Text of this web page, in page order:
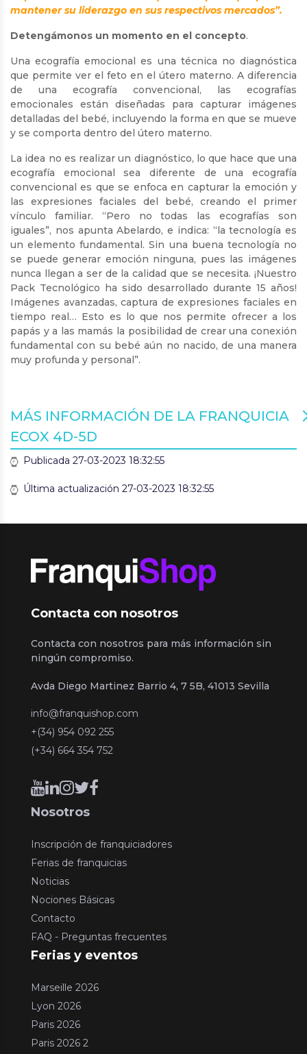
mantener su liderazgo en sus respectivos mercados”.
Detengámonos un momento en el concepto.
Una ecografía emocional es una técnica no diagnóstica
que permite ver el feto en el útero materno. A diferencia
de una ecografía convencional, las ecografías
emocionales están diseñadas para capturar imágenes
detalladas del bebé, incluyendo la forma en que se mueve
y se comporta dentro del útero materno.
La idea no es realizar un diagnóstico, lo que hace que una
ecografía emocional sea diferente de una ecografía
convencional es que se enfoca en capturar la emoción y
las expresiones faciales del bebé, creando el primer
vínculo familiar. “Pero no todas las ecografías son
iguales”, nos apunta Abelardo, e indica: “la tecnología es
un elemento fundamental. Sin una buena tecnología no
se puede generar emoción ninguna, pues las imágenes
nunca llegan a ser de la calidad que se necesita. ¡Nuestro
Pack Tecnológico ha sido desarrollado durante 15 años!
Imágenes avanzadas, captura de expresiones faciales en
tiempo real… Esto es lo que nos permite ofrecer a los
papás y a las mamás la posibilidad de crear una conexión
fundamental con su bebé aún no nacido, de una manera
muy profunda y personal”.
MÁS INFORMACIÓN DE LA FRANQUICIA
ECOX 4D-5D
Publicada 27-03-2023 18:32:55
Última actualización 27-03-2023 18:32:55
Contacta con nosotros
Contacta con nosotros para más información sin
ningún compromiso.
Avda Diego Martinez Barrio 4, 7 5B, 41013 Sevilla
info@franquishop.com
+(34) 954 092 255
(+34) 664 354 752
Nosotros
Inscripción de franquiciadores
Ferias de franquicias
Noticias
Nociones Básicas
Contacto
FAQ - Preguntas frecuentes
Ferias y eventos
Marseille 2026
Lyon 2026
Paris 2026
Paris 2026 2